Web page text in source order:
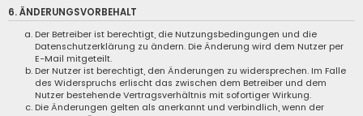
6. ÄNDERUNGSVORBEHALT
Der Betreiber ist berechtigt, die Nutzungsbedingungen und die
Datenschutzerklärung zu ändern. Die Änderung wird dem Nutzer per
E-Mail mitgeteilt.
Der Nutzer ist berechtigt, den Änderungen zu widersprechen. Im Falle
des Widerspruchs erlischt das zwischen dem Betreiber und dem
Nutzer bestehende Vertragsverhältnis mit sofortiger Wirkung.
Die Änderungen gelten als anerkannt und verbindlich, wenn der